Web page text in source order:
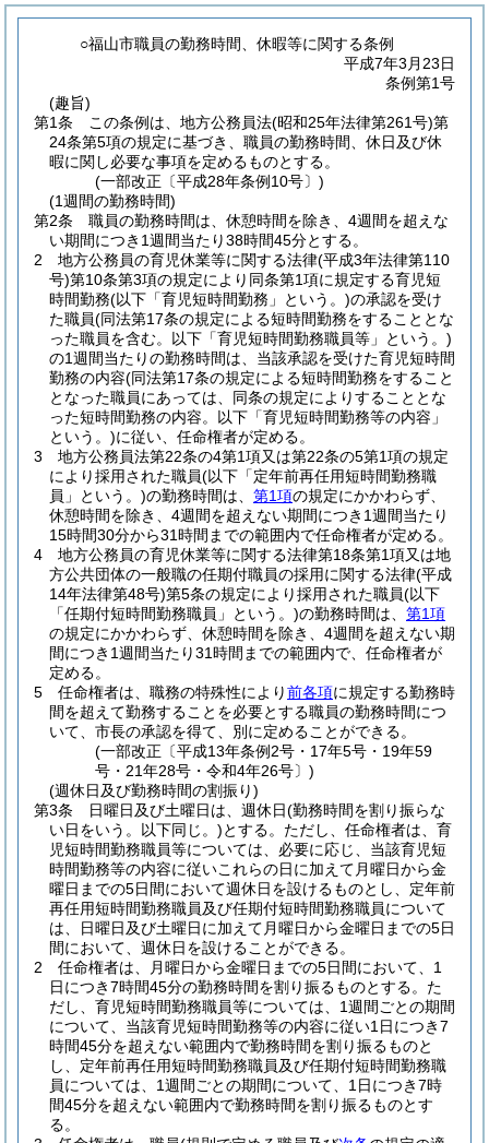
○福山市職員の勤務時間、休暇等に関する条例
平成7年3月23日
条例第1号
(趣旨)
第1条
この条例は、地方公務員法(昭和25年法律第261号)第
24条第5項の規定に基づき、職員の勤務時間、休日及び休
暇に関し必要な事項を定めるものとする。
(一部改正〔平成28年条例10号〕)
(1週間の勤務時間)
第2条
職員の勤務時間は、休憩時間を除き、4週間を超えな
い期間につき1週間当たり38時間45分とする。
2
地方公務員の育児休業等に関する法律(平成3年法律第110
号)第10条第3項の規定により同条第1項に規定する育児短
時間勤務(以下「育児短時間勤務」という。)の承認を受け
た職員(同法第17条の規定による短時間勤務をすることとな
った職員を含む。以下「育児短時間勤務職員等」という。)
の1週間当たりの勤務時間は、当該承認を受けた育児短時間
勤務の内容(同法第17条の規定による短時間勤務をすること
となった職員にあっては、同条の規定によりすることとな
った短時間勤務の内容。以下「育児短時間勤務等の内容」
という。)に従い、任命権者が定める。
3
地方公務員法第22条の4第1項又は第22条の5第1項の規定
により採用された職員(以下「定年前再任用短時間勤務職
員」という。)の勤務時間は、 第1項の規定にかかわらず、
休憩時間を除き、4週間を超えない期間につき1週間当たり
15時間30分から31時間までの範囲内で任命権者が定める。
4
地方公務員の育児休業等に関する法律第18条第1項又は地
方公共団体の一般職の任期付職員の採用に関する法律(平成
14年法律第48号)第5条の規定により採用された職員(以下
「任期付短時間勤務職員」という。)の勤務時間は、 第1項
の規定にかかわらず、休憩時間を除き、4週間を超えない期
間につき1週間当たり31時間までの範囲内で、任命権者が
定める。
5
任命権者は、職務の特殊性により前各項に規定する勤務時
間を超えて勤務することを必要とする職員の勤務時間につ
いて、市長の承認を得て、別に定めることができる。
(一部改正〔平成13年条例2号・17年5号・19年59
号・21年28号・令和4年26号〕)
(週休日及び勤務時間の割振り)
第3条
日曜日及び土曜日は、週休日(勤務時間を割り振らな
い日をいう。以下同じ。)とする。 ただし、任命権者は、育
児短時間勤務職員等については、必要に応じ、当該育児短
時間勤務等の内容に従いこれらの日に加えて月曜日から金
曜日までの5日間において週休日を設けるものとし、定年前
再任用短時間勤務職員及び任期付短時間勤務職員について
は、日曜日及び土曜日に加えて月曜日から金曜日までの5日
間において、週休日を設けることができる。
2
任命権者は、月曜日から金曜日までの5日間において、1
日につき7時間45分の勤務時間を割り振るものとする。 た
だし、育児短時間勤務職員等については、1週間ごとの期間
について、当該育児短時間勤務等の内容に従い1日につき7
時間45分を超えない範囲内で勤務時間を割り振るものと
し、定年前再任用短時間勤務職員及び任期付短時間勤務職
員については、1週間ごとの期間について、1日につき7時
間45分を超えない範囲内で勤務時間を割り振るものとす
る。